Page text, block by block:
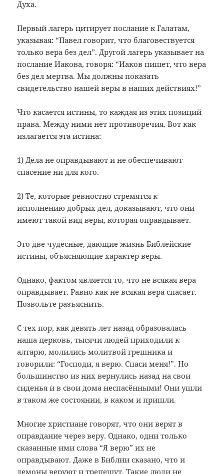
Духа.
Первый лагерь цитирует послание к Галатам,
указывая: “Павел говорит, что благовествуется
только вера без дел”. Другой лагерь указывает на
послание Иакова, говоря: “Иаков пишет, что вера
без дел мертва. Мы должны показать
свидетельство нашей веры в наших действиях!”
Что касается истины, то каждая из этих позиций
права. Между ними нет противоречия. Вот как
излагается эта истина:
1) Дела не оправдывают и не обеспечивают
спасение ни для кого.
2) Те, которые ревностно стремятся к
исполнению добрых дел, доказывают, что они
имеют такой вид веры, которая оправдывает.
Это две чудесные, дающие жизнь Библейские
истины, объясняющие характер веры.
Однако, фактом является то, что не всякая вера
оправдывает. Равно как не всякая вера спасает.
Позвольте разъяснить.
С тех пор, как девять лет назад образовалась
наша церковь, тысячи людей приходили к
алтарю, молились молитвой грешника и
говорили: “Господи, я верю. Спаси меня!”. Но
большинство из них вернулись назад на свои
сиденья и в свои дома неспасёнными! Они ушли
в таком же состоянии, в каком и пришли.
Многие христиане говорят, что они верят в
оправдание через веру. Однако, одни только
сказанные ими слова “Я верю” их не
оправдывают. Даже в Библии сказано, что и
демоны веруют и трепещут. Такие люди не